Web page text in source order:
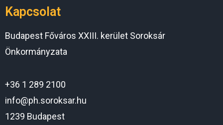
Kapcsolat
Budapest Főváros XXIII. kerület Soroksár
Önkormányzata
+36 1 289 2100
info@ph.soroksar.hu
1239 Budapest